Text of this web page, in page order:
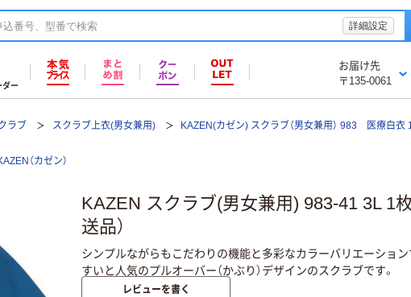
詳細設定
ダー
お届け先
〒135-0061
ラブ スクラブ上衣(男女兼用) KAZEN(カゼン) スクラブ（男女兼用） 983 医療白衣
（カゼン）
KAZEN スクラブ(男女兼用) 983-41 3L 1
送品）
シンプルながらもこだわりの機能と多彩なカラーバリエーショ
すいと人気のプルオーバー（かぶり）デザインのスクラブです。
レビューを書く